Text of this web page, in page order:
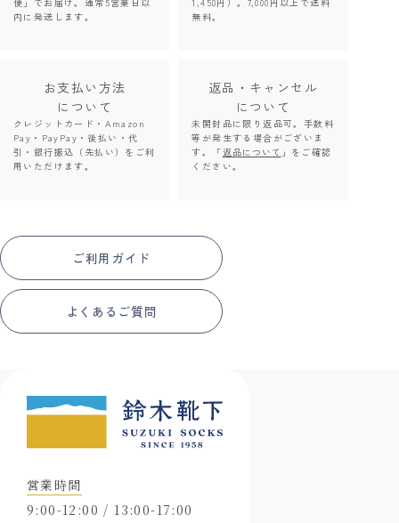
内に発送します。
無料。
お支払い方法
について
クレジットカード・Amazon
Pay・PayPay・後払い・代
引・銀行振込（先払い）をご利
用いただけます。
返品・キャンセル
について
未開封品に限り返品可。手数料
等が発生する場合がございま
す。「返品について 」をご確認
ください。
ご利用ガイド
よくあるご質問
営業時間
9:00-12:00 / 13:00-17:00